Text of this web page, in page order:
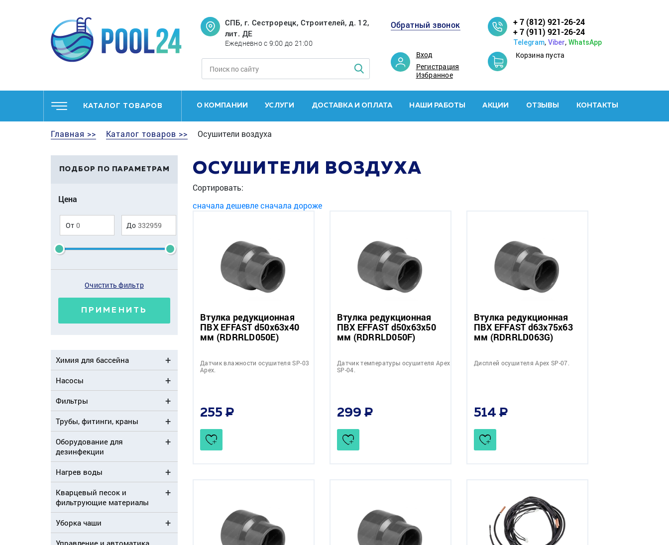
СПБ, г. Сестрорецк, Строителей, д. 12,
лит. ДЕ
Ежедневно с 9:00 до 21:00
Обратный звонок
Вход
Регистрация
Избранное
+ 7 (812) 921-26-24
+ 7 (911) 921-26-24
Telegram, Viber, WhatsApp
Корзина пуста
КАТАЛОГ ТОВАРОВ О КОМПАНИИ УСЛУГИ ДОСТАВКА И ОПЛАТА НАШИ РАБОТЫ АКЦИИ ОТЗЫВЫ КОНТАКТЫ
Главная >> Каталог товаров >> Осушители воздуха
ПОДБОР ПО ПАРАМЕТРАМ
Цена
От До
Очистить фильтр
ПРИМЕНИТЬ
Химия для бассейна
Насосы
Фильтры
Трубы, фитинги, краны
Оборудование для
дезинфекции
Нагрев воды
Кварцевый песок и
фильтрующие материалы
Уборка чаши
Управление и автоматика
ОСУШИТЕЛИ ВОЗДУХА
Сортировать:
сначала дешевлесначала дороже
Втулка редукционная
ПВХ EFFAST d50x63x40
мм (RDRRLD050E)
Датчик влажности осушителя SP-03
Apex.
255
Втулка редукционная
ПВХ EFFAST d50x63x50
мм (RDRRLD050F)
Датчик температуры осушителя Apex
SP-04.
299
Втулка редукционная
ПВХ EFFAST d63x75x63
мм (RDRRLD063G)
Дисплей осушителя Apex SP-07.
514